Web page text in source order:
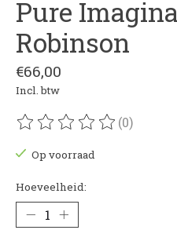
Pure
Robinson
€66,00
Incl. btw
De beoordeling van dit
(0)
Op voorraad
Hoeveelheid: